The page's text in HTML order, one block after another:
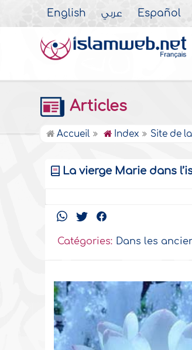
English عربي Español
Articles
Accueil Index Site de
La vierge Marie dans
Catégories: Dans les